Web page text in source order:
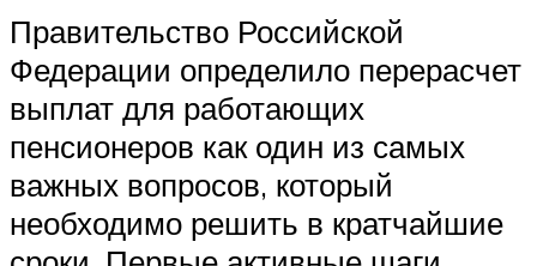
Правительство Российской
Федерации определило перерасчет
выплат для работающих
пенсионеров как один из самых
важных вопросов, который
необходимо решить в кратчайшие